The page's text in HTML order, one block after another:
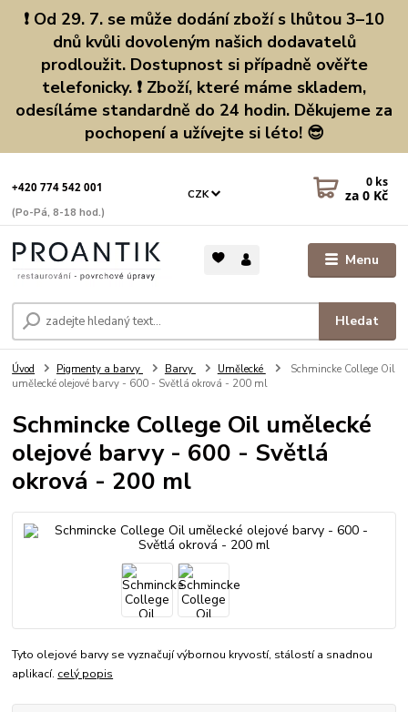
❗ Od 29. 7. se může dodání zboží s lhůtou 3–10
dnů kvůli dovoleným našich dodavatelů
prodloužit. Dostupnost si případně ověřte
telefonicky. ❗ Zboží, které máme skladem,
odesíláme standardně do 24 hodin. Děkujeme za
pochopení a užívejte si léto! 😎
Menu
CZK
Hledat
+420 774 542 001
(Po-Pá, 8-18 hod.)
0 ks
za 0 Kč
Úvod Pigmenty a barvy Barvy Umělecké
Schmincke College Oil
umělecké olejové barvy - 600 - Světlá okrová - 200 ml
Schmincke College Oil umělecké
olejové barvy - 600 - Světlá
okrová - 200 ml
Tyto olejové barvy se vyznačují výbornou kryvostí, stálostí a snadnou
aplikací. celý popis